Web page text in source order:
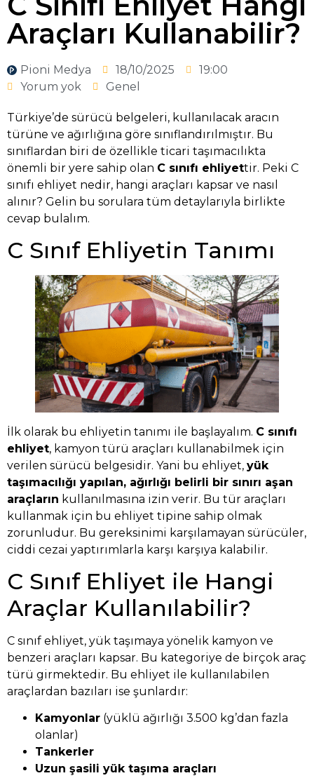
Araçları Kullanabilir?
Pioni Medya 18/10/2025
19:00
Yorum yok
Genel
Türkiye’de sürücü belgeleri, kullanılacak aracın
türüne ve ağırlığına göre sınıflandırılmıştır. Bu
sınıflardan biri de özellikle ticari taşımacılıkta
önemli bir yere sahip olan C sınıfı ehliyettir. Peki C
sınıfı ehliyet nedir, hangi araçları kapsar ve nasıl
alınır? Gelin bu sorulara tüm detaylarıyla birlikte
cevap bulalım.
C Sınıf Ehliyetin Tanımı
İlk olarak bu ehliyetin tanımı ile başlayalım. C sınıfı
ehliyet, kamyon türü araçları kullanabilmek için
verilen sürücü belgesidir. Yani bu ehliyet, yük
taşımacılığı yapılan, ağırlığı belirli bir sınırı aşan
araçların kullanılmasına izin verir. Bu tür araçları
kullanmak için bu ehliyet tipine sahip olmak
zorunludur. Bu gereksinimi karşılamayan sürücüler,
ciddi cezai yaptırımlarla karşı karşıya kalabilir.
C Sınıf Ehliyet ile Hangi
Araçlar Kullanılabilir?
C sınıf ehliyet, yük taşımaya yönelik kamyon ve
benzeri araçları kapsar. Bu kategoriye de birçok araç
türü girmektedir. Bu ehliyet ile kullanılabilen
araçlardan bazıları ise şunlardır:
Kamyonlar (yüklü ağırlığı 3.500 kg’dan fazla
olanlar)
Tankerler
Uzun şasili yük taşıma araçları